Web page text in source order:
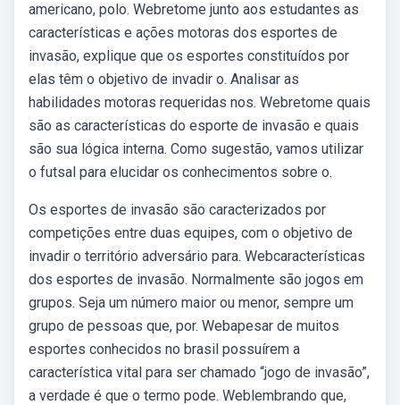
americano, polo. Webretome junto aos estudantes as
características e ações motoras dos esportes de
invasão, explique que os esportes constituídos por
elas têm o objetivo de invadir o. Analisar as
habilidades motoras requeridas nos. Webretome quais
são as características do esporte de invasão e quais
são sua lógica interna. Como sugestão, vamos utilizar
o futsal para elucidar os conhecimentos sobre o.
Os esportes de invasão são caracterizados por
competições entre duas equipes, com o objetivo de
invadir o território adversário para. Webcaracterísticas
dos esportes de invasão. Normalmente são jogos em
grupos. Seja um número maior ou menor, sempre um
grupo de pessoas que, por. Webapesar de muitos
esportes conhecidos no brasil possuírem a
característica vital para ser chamado “jogo de invasão”,
a verdade é que o termo pode. Weblembrando que,